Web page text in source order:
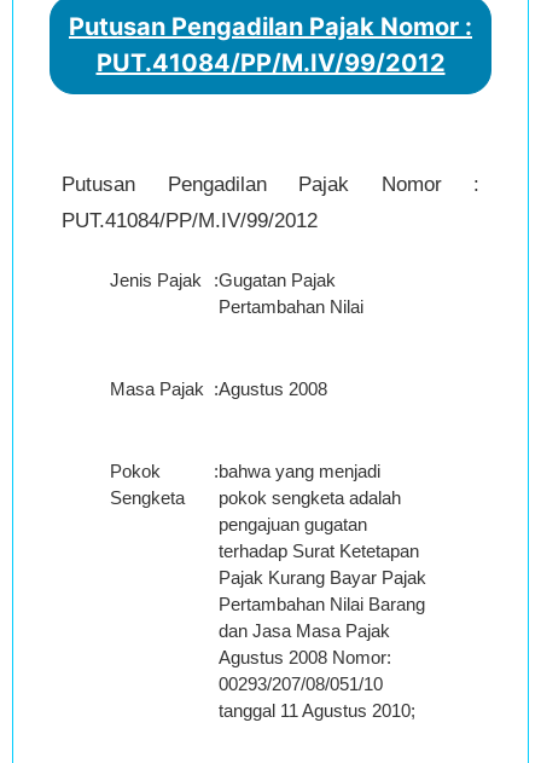
Putusan Pengadilan Pajak Nomor :
PUT.41084/PP/M.IV/99/2012
Putusan Pengadilan Pajak Nomor :
PUT.41084/PP/M.IV/99/2012
Jenis Pajak :Gugatan Pajak
Pertambahan Nilai
Masa Pajak :Agustus 2008
Pokok
Sengketa
:bahwa yang menjadi
pokok sengketa adalah
pengajuan gugatan
terhadap Surat Ketetapan
Pajak Kurang Bayar Pajak
Pertambahan Nilai Barang
dan Jasa Masa Pajak
Agustus 2008 Nomor:
00293/207/08/051/10
tanggal 11 Agustus 2010;